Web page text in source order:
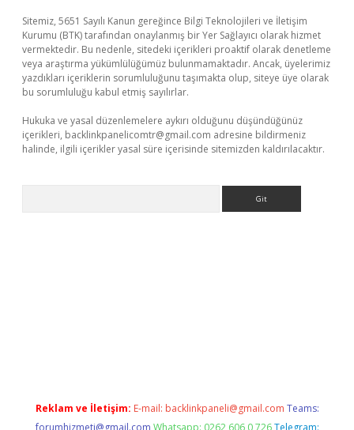
Sitemiz, 5651 Sayılı Kanun gereğince Bilgi Teknolojileri ve İletişim
Kurumu (BTK) tarafından onaylanmış bir Yer Sağlayıcı olarak hizmet
vermektedir. Bu nedenle, sitedeki içerikleri proaktif olarak denetleme
veya araştırma yükümlülüğümüz bulunmamaktadır. Ancak, üyelerimiz
yazdıkları içeriklerin sorumluluğunu taşımakta olup, siteye üye olarak
bu sorumluluğu kabul etmiş sayılırlar.
Hukuka ve yasal düzenlemelere aykırı olduğunu düşündüğünüz
içerikleri, backlinkpanelicomtr@gmail.com adresine bildirmeniz
halinde, ilgili içerikler yasal süre içerisinde sitemizden kaldırılacaktır.
Reklam ve İletişim: E-mail: backlinkpaneli@gmail.com Teams:
forumhizmeti@gmail.com Whatsapp: 0262 606 0 726 Telegram: